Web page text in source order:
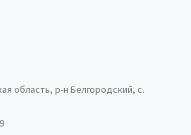
область, р-н Белгородский, с.